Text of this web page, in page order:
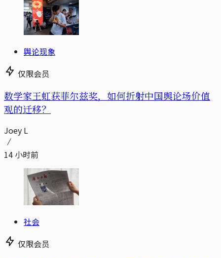
舆论现象
仅限会员
数学家王虹获菲尔兹奖，如何折射中国舆论场价值
观的迁移？
Joey L
14 小时前
社会
仅限会员